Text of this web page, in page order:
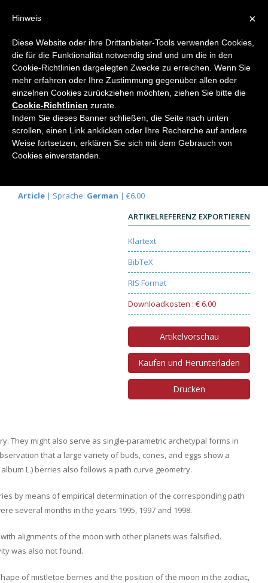
Home
Formveränderungen reifender
Mistelbeeren
Heidi Flückiger,Stephan Baumgartner
Article | Sprache: German | €6.00
ARTIKELREFERENZ EXPORTIEREN
Klartext
BibTeX
RIS Format
Downloadkosten : € 6.00
Artikelvorschau
Kaufen und Herunterladen
Drucken
They might also serve as single-parametric archetypal forms in
that a large variety of buds, cones, and eggs show a
L.) berries also follows a path curve geometry.
by means of empirical determination of the corresponding path
several months in the years 1995, 1997 and 1998.
alignments of the moon with other planets was falsified.
was also not found.
of mistletoe berries and the position of the moon in the zodiac,
×
Hinweis
Diese Website oder ihre Drittanbieter-Tools verwenden Cookies,
die für die Funktionalität notwendig sind und um die in den
Cookie-Richtlinien dargelegten Zwecke zu erreichen. Wenn Sie
mehr erfahren oder Ihre Zustimmung gegenüber allen oder
einzelnen Cookies zurückziehen möchten, ziehen Sie bitte die
Cookie-Richtlinien zurate.
Indem Sie dieses Banner schließen, die Seite nach unten
scrollen, einen Link anklicken oder Ihre Recherche auf andere
Weise fortsetzen, erklären Sie sich mit dem Gebrauch von
Cookies einverstanden.